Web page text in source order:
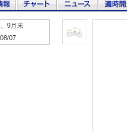
9月末
07